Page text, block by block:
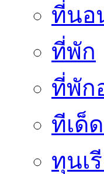
ที่นอ
ที่พัก
ที่พัก
ทีเด็
ทุนเ